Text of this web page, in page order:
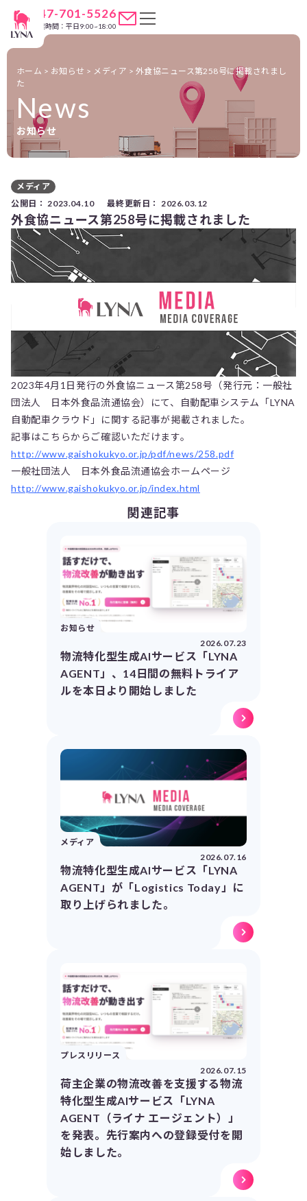
047-701-5526
営業時間：平日9:00~18:00
News
お知らせ
ホーム > お知らせ > メディア > 外食協ニュース第258号に掲載されまし
た
メディア
公開日： 2023.04.10 最終更新日： 2026.03.12
外食協ニュース第258号に掲載されました
2023年4月1日発行の外食協ニュース第258号（発行元：一般社
団法人 日本外食品流通協会）にて、自動配車システム「LYNA
自動配車クラウド」に関する記事が掲載されました。
記事はこちらからご確認いただけます。
http://www.gaishokukyo.or.jp/pdf/news/258.pdf
一般社団法人 日本外食品流通協会ホームページ
http://www.gaishokukyo.or.jp/index.html
関連記事
お知らせ
2026.07.23
物流特化型生成AIサービス「LYNA
AGENT」、14日間の無料トライア
ルを本日より開始しました
メディア
2026.07.16
物流特化型生成AIサービス「LYNA
AGENT」が「Logistics Today」に
取り上げられました。
プレスリリース
2026.07.15
荷主企業の物流改善を支援する物流
特化型生成AIサービス「LYNA
AGENT（ライナ エージェント）」
を発表。先行案内への登録受付を開
始しました。